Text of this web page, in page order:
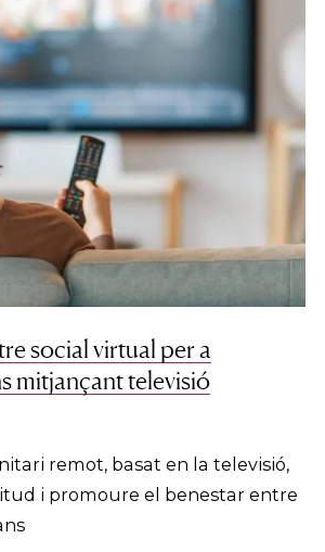
social virtual per a
mitjançant televisió
remot, basat en la televisió,
i promoure el benestar entre